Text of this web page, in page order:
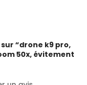
“drone k9 pro,
50x, évitement